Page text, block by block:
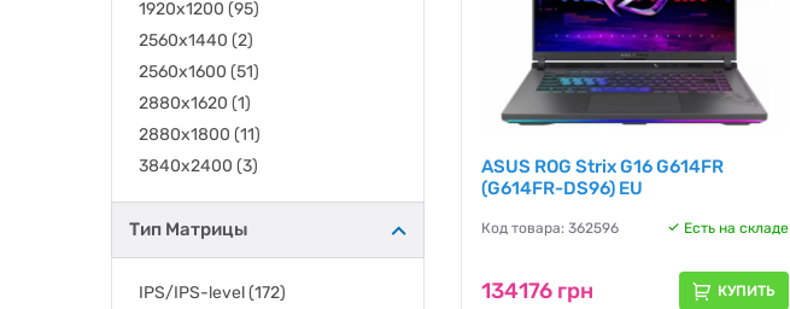
1920x1200 (95)
2560x1440 (2)
2560x1600 (51)
2880x1620 (1)
2880x1800 (11)
3840x2400 (3)
Тип Матрицы
IPS/IPS-level(172)
ASUS ROG Strix G16 G614FR
(G614FR-DS96) EU
Код товара: 362596 Есть на складе
134176 грн КУПИТЬ